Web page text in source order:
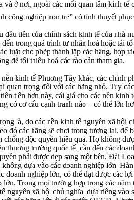
và ở nơi, ngoài các mối quan tâm kinh tế
công nghiệp non trẻ” có tính thuyết
đầu tiên của chính sách kinh tế của nhà
trong quá trình tư nhân hoá hoặc tái
luật cho phép thành lập các hãng, hợp
để tối thiểu hoá các rào cản tham gia.
kinh tế Phương Tây khác, các chính
quan trọng đối với các hãng nhỏ. Tuy
tiến hơn này, cái giá cho các nền kinh
có cơ cấu cạnh tranh nào – có thể lớn
là, do các nền kinh tế nguyên xã hội
đó các hãng sẽ chơi trong tương lai, để
chống độc quyền hiệu quả. Họ không
thương trường quốc tế, cần đến các
phải được dẹp sang một bên. Đài
không dựa vào các doanh nghiệp lớn.
doanh nghiệp lớn, có thể đạt được các
lớn. Trong mọi trường hợp trong các năm
nguyên xã hội chủ nghĩa, dựa riêng vào